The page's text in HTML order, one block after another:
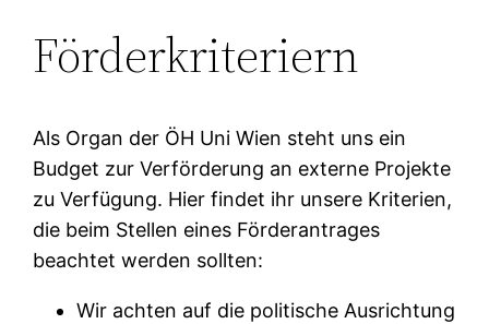
Förderkriteriern
Als Organ der ÖH Uni Wien steht uns ein
Budget zur Verförderung an externe Projekte
zu Verfügung. Hier findet ihr unsere Kriterien,
die beim Stellen eines Förderantrages
beachtet werden sollten:
Wir achten auf die politische Ausrichtung